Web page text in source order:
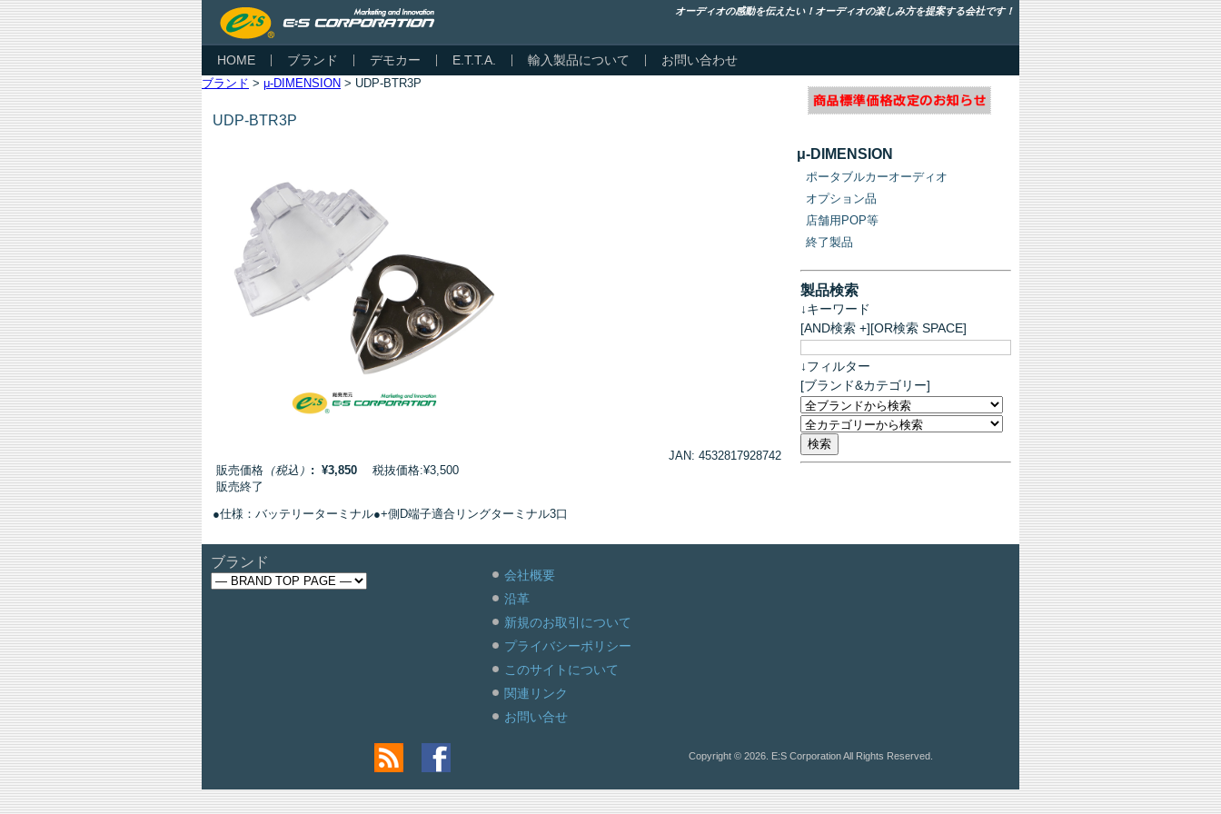
オーディオの感動を伝えたい！オーディオの楽しみ方を提案する会社です！
HOME ブランド デモカー E.T.T.A. 輸入製品について お問い合わせ
ブランド > μ-DIMENSION > UDP-BTR3P
UDP-BTR3P
JAN: 4532817928742
販売価格 （税込） : ¥3,850 税抜価格:¥3,500
販売終了
●仕様：バッテリーターミナル●+側D端子適合リングターミナル3口
μ-DIMENSION
ポータブルカーオーディオ
オプション品
店舗用POP等
終了製品
製品検索
↓キーワード
[AND検索 +][OR検索 SPACE]
↓フィルター
[ブランド&カテゴリー]
ブランド
会社概要
沿革
新規のお取引について
プライバシーポリシー
このサイトについて
関連リンク
お問い合せ
Copyright © 2026. E:S Corporation All Rights Reserved.